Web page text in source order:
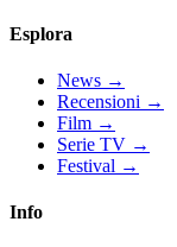
Esplora
News →
Recensioni →
Film →
Serie TV →
Festival →
Info